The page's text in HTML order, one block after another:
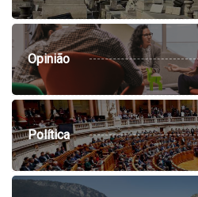
Opinião
Política